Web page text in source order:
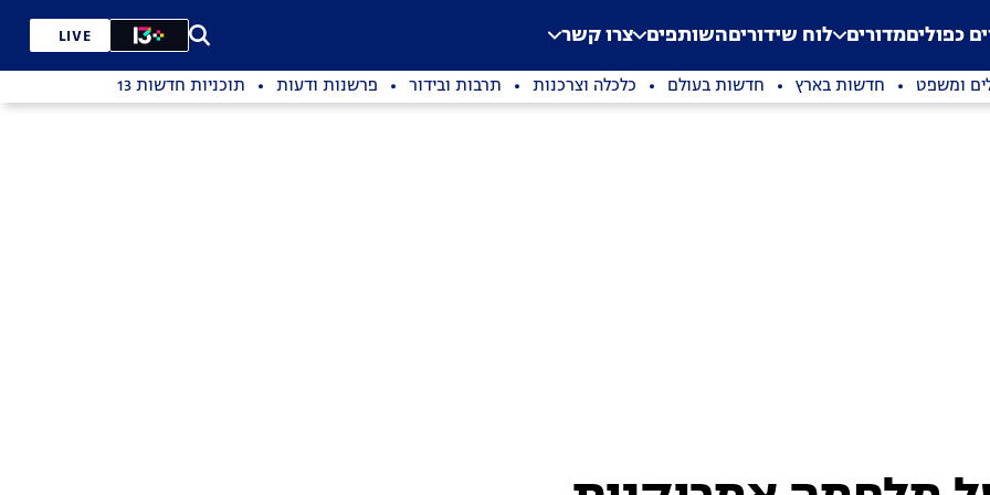
Application error: a
. כפוליםמדורים לוח שידוריםהשותפים צרו קשר LIVE
ומשפט חדשות בארץ חדשות בעולם כלכלה וצרכנות תרבות ובידור פרשנות ודעות תוכניות חדשות 13